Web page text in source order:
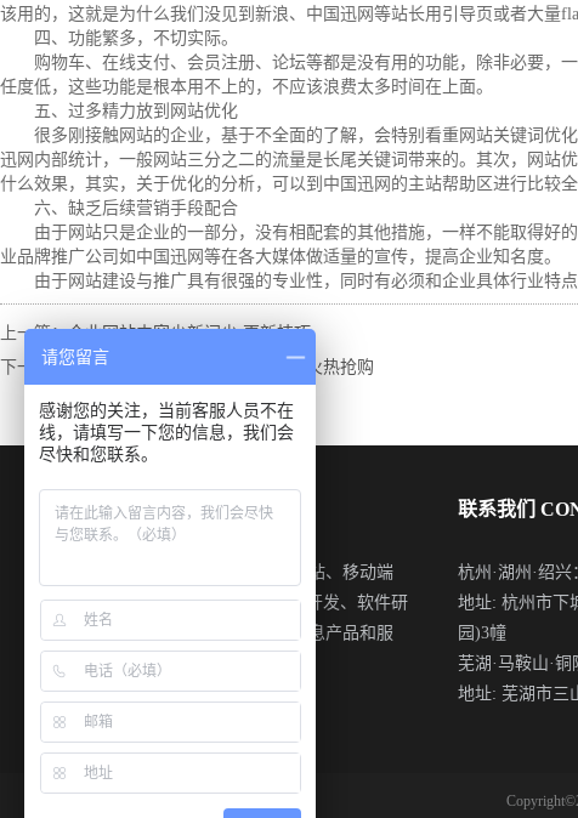
该用的，这就是为什么我们没见到新浪、中国迅网等站长用引导页或者大量
四、功能繁多，不切实际。
购物车、在线支付、会员注册、论坛等都是没有用的功能，除非必要，一
任度低，这些功能是根本用不上的，不应该浪费太多时间在上面。
五、过多精力放到网站优化
很多刚接触网站的企业，基于不全面的了解，会特别看重网站关键词优化
迅网内部统计，一般网站三分之二的流量是长尾关键词带来的。其次，网站
什么效果，其实，关于优化的分析，可以到中国迅网的主站帮助区进行比较
六、缺乏后续营销手段配合
由于网站只是企业的一部分，没有相配套的其他措施，一样不能取得好的
业品牌推广公司如中国迅网等在各大媒体做适量的宣传，提高企业知名度。
由于网站建设与推广具有很强的专业性，同时有必须和企业具体行业特
上一篇：企业网站内容少新闻少 更新技巧
下一篇：网银互联世纪城机房受游戏网站火热抢购
关于我们 ABOUT US
盘网互联专注于开发中大型网站、移动端
APP应用、微信公众账号定制开发、软件研
发、电子商务的应用等多种信息产品和服
务
联系我们
杭州·湖州·绍兴
地址: 杭州市下
园)3幢
芜湖·马鞍山·铜
地址: 芜湖市三
请您留言
感谢您的关注，当前客服人员不在
线，请填写一下您的信息，我们会
尽快和您联系。